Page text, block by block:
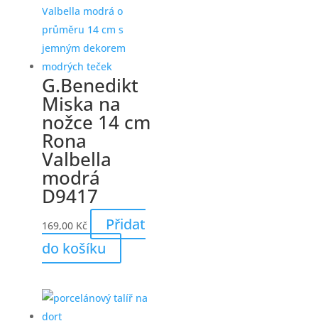
G.Benedikt
Miska na
nožce 14 cm
Rona
Valbella
modrá
D9417
169,00 Kč
Přidat
do košíku